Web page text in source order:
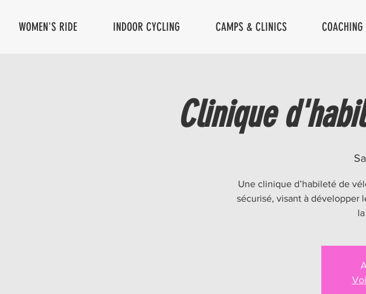
WOMEN'S RIDE INDOOR CYCLING CAMPS & CLINICS COACHING
Clinique
Une clinique d’habileté de
sécurisé, visant à développer